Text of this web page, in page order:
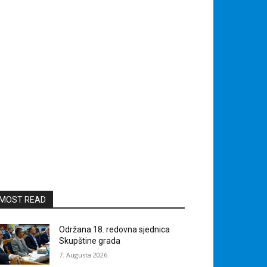
READ
Održana 18. redovna sjednica
Skupštine grada
7. Augusta 2026.